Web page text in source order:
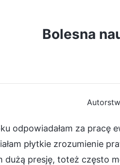
Bolesna
odpowiadałam za pracę
płytkie zrozumienie
dużą presję, toteż często